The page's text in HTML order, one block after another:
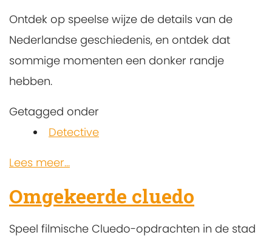
Ontdek op speelse wijze de details van de
Nederlandse geschiedenis, en ontdek dat
sommige momenten een donker randje
hebben.
Getagged onder
Detective
Lees meer...
Omgekeerde cluedo
Speel filmische Cluedo-opdrachten in de stad